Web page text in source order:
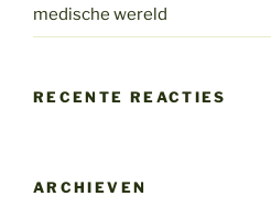
medische wereld
RECENTE REACTIES
ARCHIEVEN